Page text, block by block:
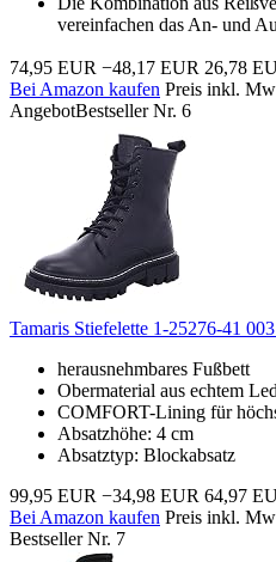
vereinfachen das An- und
74,95 EUR −48,17 EUR 26,78
Bei Amazon kaufen Preis inkl.
AngebotBestseller Nr. 6
Tamaris Stiefelette 1-25276-41
herausnehmbares Fußbett
Obermaterial aus echtem
COMFORT-Lining für
Absatzhöhe: 4 cm
Absatztyp: Blockabsatz
99,95 EUR −34,98 EUR 64,97
Bei Amazon kaufen Preis inkl.
Bestseller Nr. 7